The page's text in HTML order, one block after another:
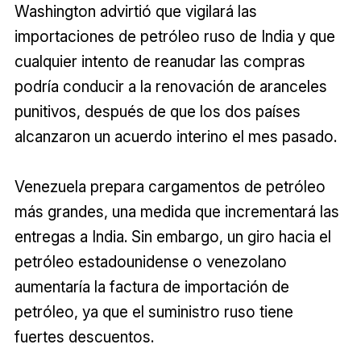
Washington advirtió que vigilará las
importaciones de petróleo ruso de India y que
cualquier intento de reanudar las compras
podría conducir a la renovación de aranceles
punitivos, después de que los dos países
alcanzaron un acuerdo interino el mes pasado.
Venezuela prepara cargamentos de petróleo
más grandes, una medida que incrementará las
entregas a India. Sin embargo, un giro hacia el
petróleo estadounidense o venezolano
aumentaría la factura de importación de
petróleo, ya que el suministro ruso tiene
fuertes descuentos.